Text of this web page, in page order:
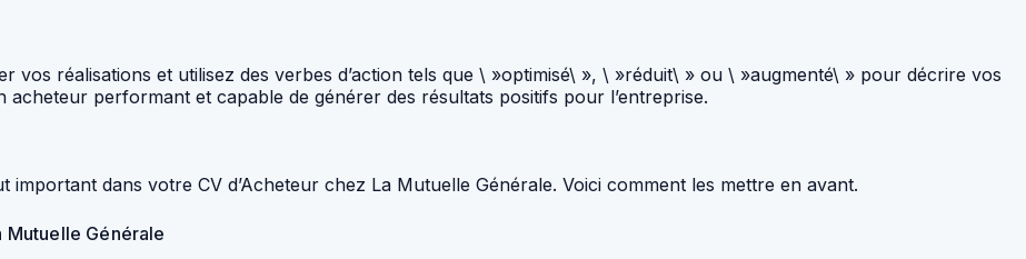
vos réalisations et utilisez des verbes d’action tels que \ »optimisé\ », \ »réduit\ » ou \ »augmenté\ » pour décrire vos
performant et capable de générer des résultats positifs pour l’entreprise.
dans votre CV d’Acheteur chez La Mutuelle Générale. Voici comment les mettre en avant.
Mutuelle Générale